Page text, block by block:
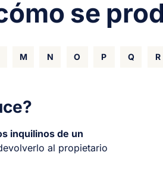
se
M N O P Q R
inquilinos de un
al propietario